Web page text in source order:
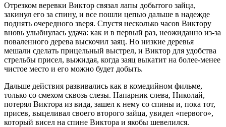
Отрезком веревки Виктор связал лапы добытого зайца,
закинул его за спину, и все пошли цепью дальше в надежде
поднять очередного зверя. Спустя несколько часов Виктору
вновь улыбнулась удача: как и в первый раз, неожиданно из-за
поваленного дерева выскочил заяц. Но низкие деревья
мешали сделать прицельный выстрел, и Виктор для удобства
стрельбы присел, выжидая, когда заяц выкатит на более-менее
чистое место и его можно будет добыть.
Дальше действия развивались как в комедийном фильме,
только со смехом сквозь слезы. Напарник слева, Николай,
потерял Виктора из вида, зашел к нему со спины и, пока тот,
присев, выцеливал своего второго зайца, увидел «первого»,
который висел на спине Виктора и якобы шевелился.